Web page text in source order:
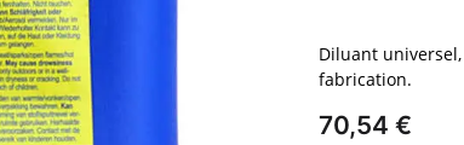
Diluant
fabrication.
70,54 €